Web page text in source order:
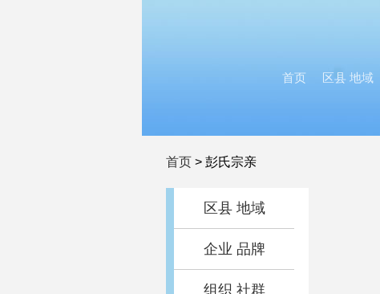
首页 区县 地域
首页 > 彭氏宗亲
区县 地域
企业 品牌
组织 社群